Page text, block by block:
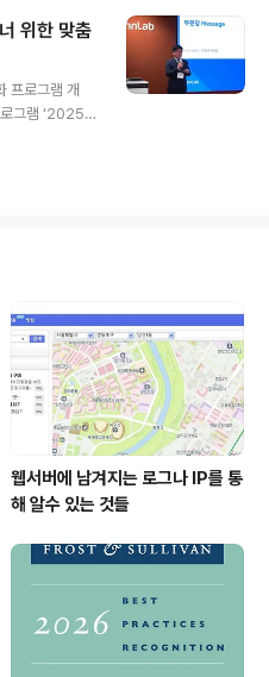
평가원(IITP)
(*) 확보를 위
.*사이버 레질
과제는 IITP가
위한 맞춤
프로그램 개
그램 ‘2025
등 임직
그램을 개최
문인력 역량
랩 베이스업
내 ..
웹서버에 남겨지는 로그나 IP를 통
해 알수 있는 것들